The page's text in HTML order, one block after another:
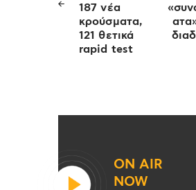
187 νέα
κρούσματα,
121 θετικά
rapid test
ON AIR
NOW